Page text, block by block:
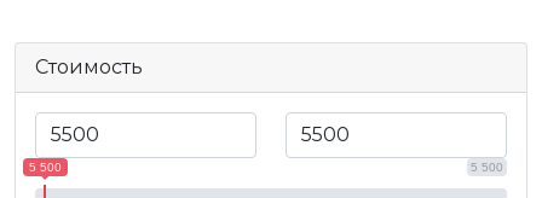
Стоимость
5 500
5 500